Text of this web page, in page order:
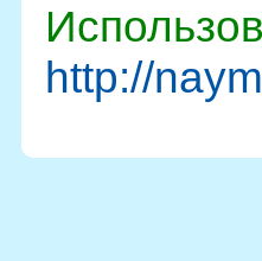
http://